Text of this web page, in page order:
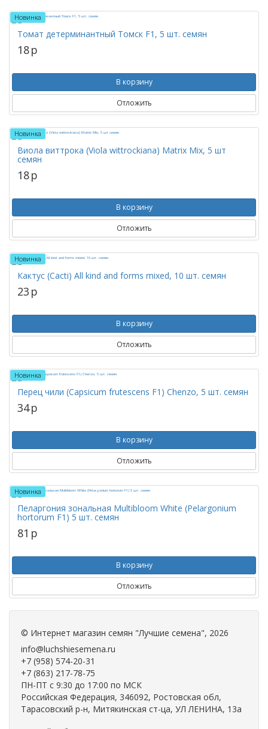
Новинка
Томат детерминантный Томск F1, 5 шт. семян
18p
В корзину
Отложить
Новинка
Виола виттрока (Viola wittrockiana) Matrix Mix, 5 шт
семян
18p
В корзину
Отложить
Новинка
Кактус (Cacti) All kind and forms mixed, 10 шт. семян
23 p
В корзину
Отложить
Новинка
Перец чили (Capsicum frutescens F1) Chenzo, 5 шт. семян
34p
В корзину
Отложить
Новинка
Пеларгония зональная Multibloom White (Pelargonium
hortorum F1) 5 шт. семян
81 p
В корзину
Отложить
© Интернет магазин семян "Лучшие семена", 2026
info@luchshiesemena.ru
+7 (958) 574-20-31
+7 (863) 217-78-75
ПН-ПТ с 9:30 до 17:00 по МСК
Российская Федерация, 346092, Ростовская обл,
Тарасовский р-н, Митякинская ст-ца, УЛ ЛЕНИНА, 13а